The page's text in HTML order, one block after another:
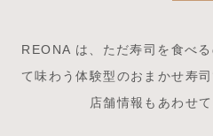
REONA は、ただ寿司を食べ
て味わう体験型のおまかせ寿
店舗情報もあわせ